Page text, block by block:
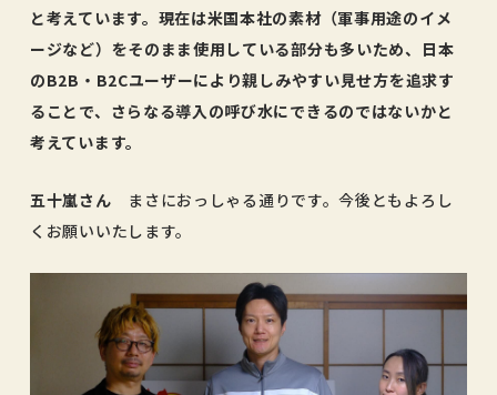
と考えています。現在は米国本社の素材（軍事用途のイメ
ージなど）をそのまま使用している部分も多いため、日本
のB2B・B2Cユーザーにより親しみやすい見せ方を追求す
ることで、さらなる導入の呼び水にできるのではないかと
考えています。
五十嵐さん まさにおっしゃる通りです。今後ともよろし
くお願いいたします。